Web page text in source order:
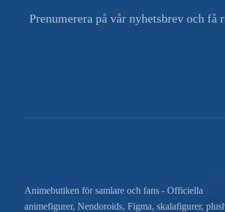
Prenumerera på vår nyhetsbrev och få
Animebutiken för samlare och fans - Officiella
animefigurer, Nendoroids, Figma, skalafigurer,